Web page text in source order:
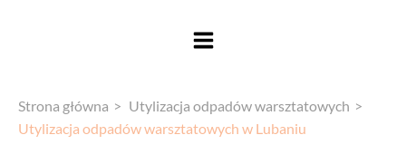
Strona główna
Utylizacja odpadów warsztatowych
Utylizacja odpadów warsztatowych w Lubaniu